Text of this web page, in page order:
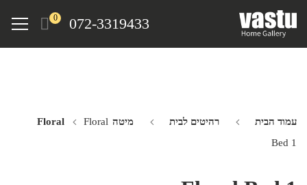
072-3319433
0
Menu
עמוד הבית רהיטים לבית מיטה Floral Floral
Bed 1